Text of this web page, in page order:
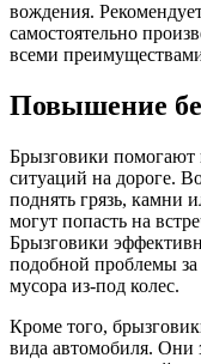
вождения.
самостоятельно
всеми
Повышение
Брызговики помогают
ситуаций на дороге.
поднять грязь, камни
могут попасть на
Брызговики
подобной проблемы за
мусора из-под колес.
Кроме того,
вида автомобиля. Они